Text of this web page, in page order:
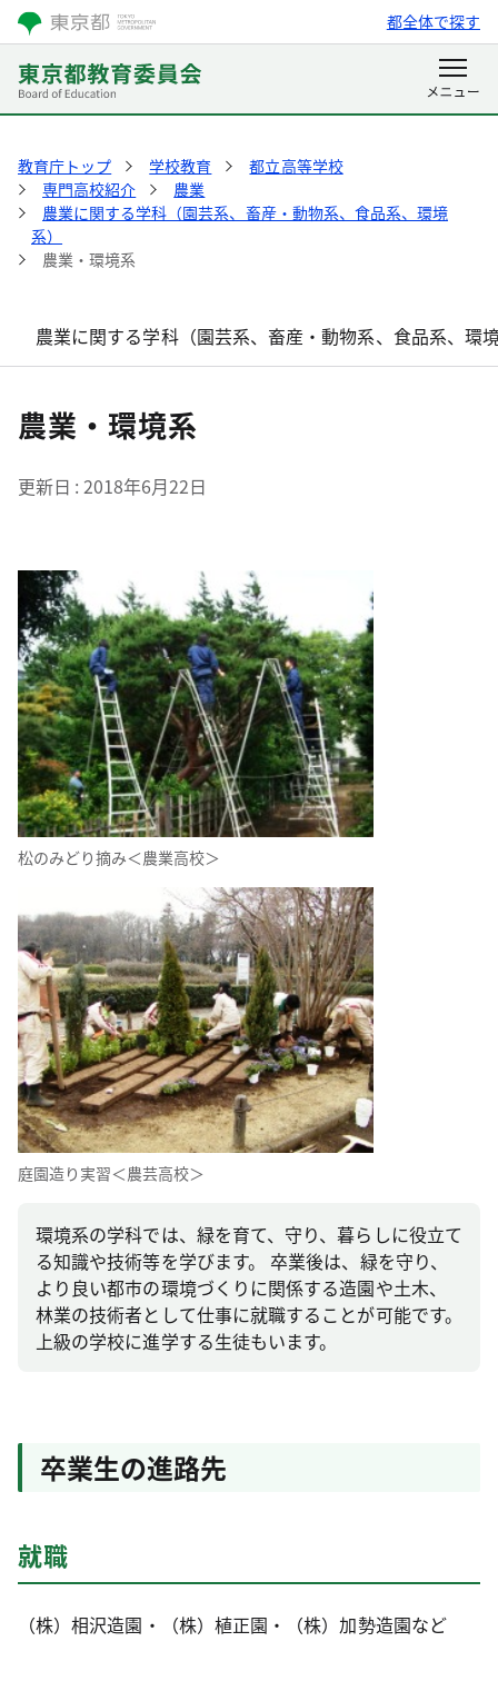
都全体で探す
教育庁トップ 学校教育
都立高等学校
専門高校紹介
農業
農業に関する学科（園芸系、畜産・動物系、食品系、環境
系）
農業・環境系
農業に関する学科（園芸系、畜産・動物系、食品系、環
農業・環境系
更新日 2018年6月22日
松のみどり摘み＜農業高校＞
庭園造り実習＜農芸高校＞
環境系の学科では、緑を育て、守り、暮らしに役立て
る知識や技術等を学びます。 卒業後は、緑を守り、
より良い都市の環境づくりに関係する造園や土木、
林業の技術者として仕事に就職することが可能です。
上級の学校に進学する生徒もいます。
卒業生の進路先
就職
（株）相沢造園・（株）植正園・（株）加勢造園など